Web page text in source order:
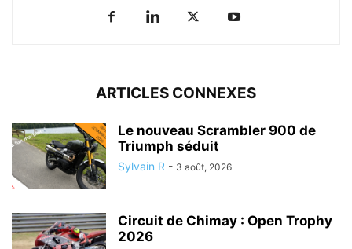
ARTICLES CONNEXES
Le nouveau Scrambler 900 de
Triumph séduit
Sylvain R - 3 août, 2026
Circuit de Chimay : Open Trophy
2026